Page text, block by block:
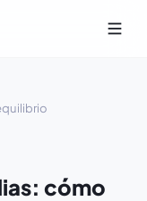
cómo